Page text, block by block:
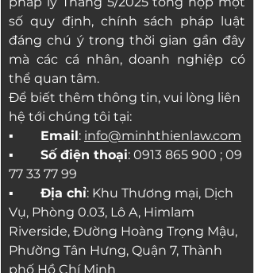
số quy định, chính sách pháp luật
đáng chú ý trong thời gian gần đây
mà các cá nhân, doanh nghiệp có
thể quan tâm.
Để biết thêm thông tin, vui lòng liên
hệ tới chúng tôi tại:
▪ 	Email: info@minhthienlaw.com
▪
Số điện thoại: 0913 865 900 ; 09
77 33 77 99
▪	Địa chỉ: Khu Thương mại, Dịch
Vụ, Phòng 0.03, Lô A, Himlam
Riverside, Đường Hoàng Trọng Mậu,
Phường Tân Hưng, Quận 7, Thành
phố Hồ Chí Minh